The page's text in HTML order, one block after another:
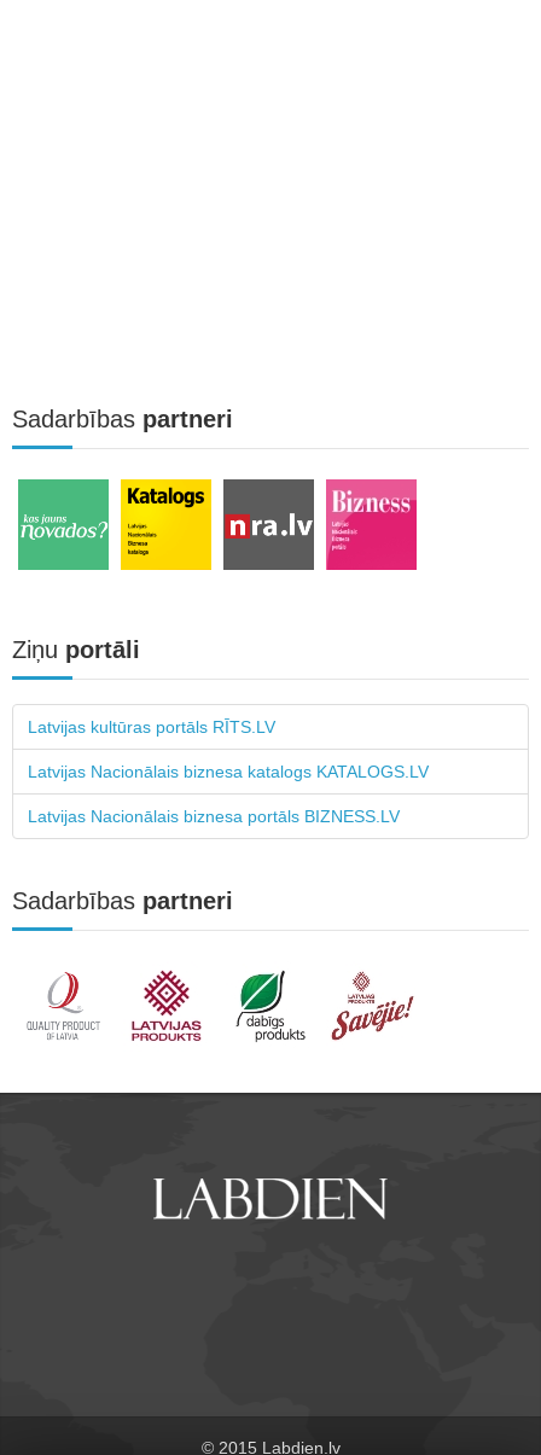
Sadarbības partneri
Ziņu portāli
Latvijas kultūras portāls RĪTS.LV
Latvijas Nacionālais biznesa katalogs KATALOGS.LV
Latvijas Nacionālais biznesa portāls BIZNESS.LV
Sadarbības partneri
© 2015 Labdien.lv